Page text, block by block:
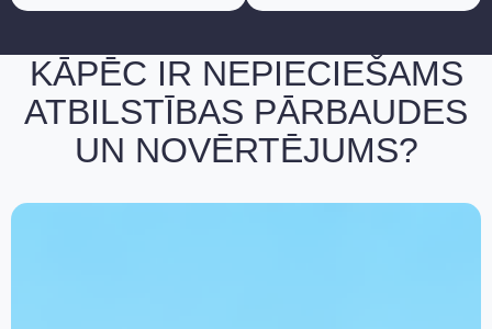
KĀPĒC IR NEPIECIEŠAMS
ATBILSTĪBAS PĀRBAUDES
UN NOVĒRTĒJUMS?